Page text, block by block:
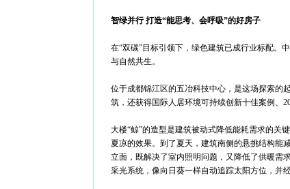
智绿并行 打造“能思考、会呼吸”的好房子
在“双碳”目标引领下，绿色建筑已成行业标配。
与自然共生。
位于成都锦江区的五冶科技中心，是这场探索的
筑，还获得国际人居环境可持续创新十佳案例、
大楼“鲸”的造型是建筑被动式降低能耗需求的关
夏凉的效果。到了夏天，建筑南侧的悬挑结构能
立面，既解决了室内照明问题，又降低了供暖需
采光系统，像向日葵一样自动追踪太阳方位，并